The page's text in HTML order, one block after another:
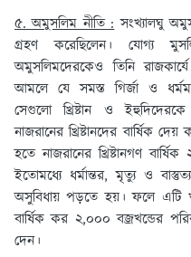
৫. অমুসলিম নীতি :সংখ্যালঘু
গ্রহণ করেছিলেন। যোগ্য
অমুসলিমদেরকেও তিনি
আমলে যে সমস্ত গির্জা ও
সেগুলো খ্রিষ্টান ও
নাজরানের খ্রিষ্টানদের বার্ষিক
হতে নাজরানের খ্রিষ্টানগণ
ইতোমধ্যে ধর্মান্তর, মৃত্যু ও
অসুবিধায় পড়তে হয়। ফলে এটি
বার্ষিক কর ২,০০০ বজ্রখন্ডের
দেন।